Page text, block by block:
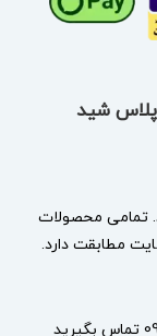
پلاس شید
تمامی محصولات
مطابقت دارد.